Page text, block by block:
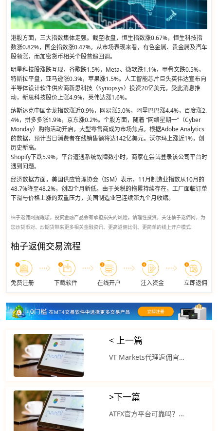
港股方面，三大指数集体走强。截至收盘，恒生指数涨0.67%，恒生科技指
数涨0.82%，国企指数涨0.47%。从市场表现来看，有色金属、贵金属及汽车
股领涨，而加密货币相关个股普遍回调。
明星科技股涨跌互现，谷歌跌1.5%，Meta、微软跌1.1%，甲骨文跌0.5%，
特斯拉平盘，亚马逊涨0.3%，苹果涨1.5%。人工智能芯片巨头英伟达宣布向
半导体设计软件供应商新思科技（Synopsys）投资20亿美元，受此消息推
动，新思科技股价上涨4.9%，英伟达涨1.6%。
纳斯达克中国金龙指数涨近0.9%，网易涨5.0%，阿里巴巴涨4.4%，百度涨2.
4%，拼多多涨1.9%，京东涨0.2%。个股方面，随着 “网络星期一”（Cyber
Monday）购物活动开启，大型零售商成为市场焦点。根据Adobe Analytics
的数据，预计当日消费者在线销售额将达142亿美元。沃尔玛上涨近1%，创
历史新高。
Shopify下跌5.9%，平台遭遇系统故障数小时，商家在尝试登录该公司平台时
遇到问题。
经济数据方面，美国供应管理协会（ISM）表示，11月制造业指数从10月的
48.7%降至48.2%，创四个月新低。由于关税的拖累持续存在，工厂面临订单
下滑与价格上涨的双重压力，美国制造业已连续第九个月收缩。
柚子返佣网提醒您，投资金融产品会有承担损失的风险，请理性投资。关注柚子返佣网，为
您炒货币对、炒期货带来更多相关金融资讯、更高返佣比例、更简单的线上开户模式！
柚子返佣交易流程
免费注册 下载软件 在线开户 注入资金 立即返佣
< 上一篇
VT Markets代理返佣官网：美股三大指数集体收涨但均未创出历史新高
>下一篇
ATFX官方平台可靠吗？日本东京股市两大股指继续上扬日经指数上涨